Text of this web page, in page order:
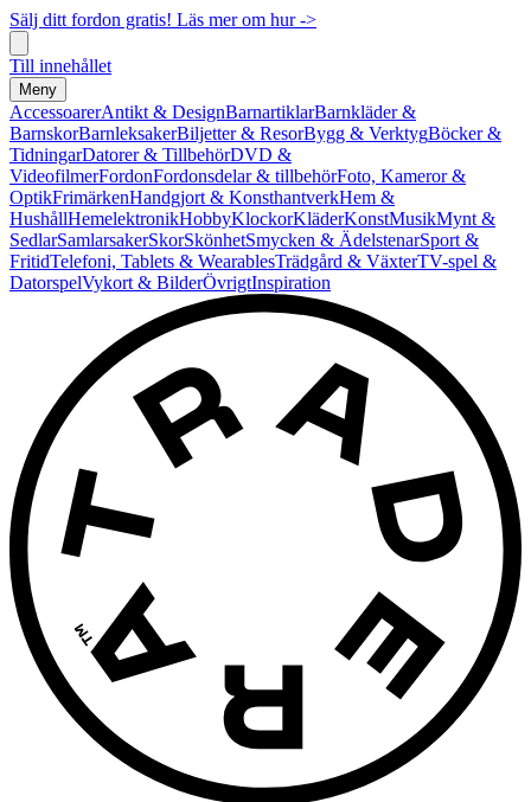
Sälj ditt fordon gratis! Läs mer om hur ->
Till innehållet
Meny
AccessoarerAntikt & DesignBarnartiklarBarnkläder &
BarnskorBarnleksakerBiljetter & ResorBygg & VerktygBöcker &
TidningarDatorer & TillbehörDVD &
VideofilmerFordonFordonsdelar & tillbehörFoto, Kameror &
OptikFrimärkenHandgjort & KonsthantverkHem &
HushållHemelektronikHobbyKlockorKläderKonstMusikMynt &
SedlarSamlarsakerSkorSkönhetSmycken & ÄdelstenarSport &
FritidTelefoni, Tablets & WearablesTrädgård & VäxterTV-spel &
DatorspelVykort & BilderÖvrigtInspiration